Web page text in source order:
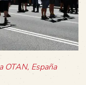
OTAN, España